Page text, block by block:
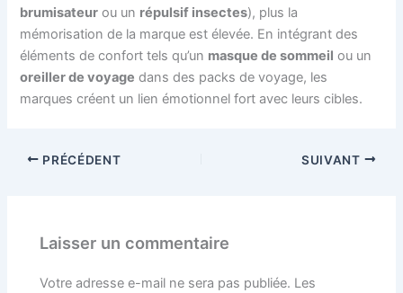
brumisateur ou un répulsif insectes), plus la
mémorisation de la marque est élevée. En intégrant des
éléments de confort tels qu’un masque de sommeil ou un
oreiller de voyage dans des packs de voyage, les
marques créent un lien émotionnel fort avec leurs cibles.
PRÉCÉDENT SUIVANT
Laisser un commentaire
Votre adresse e-mail ne sera pas publiée. Les